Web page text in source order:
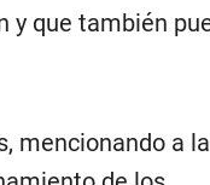
y que también
mencionando a la